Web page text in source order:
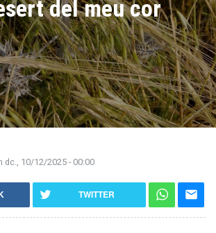
del meu cor
dc., 10/12/2025 - 00:00
TWITTER